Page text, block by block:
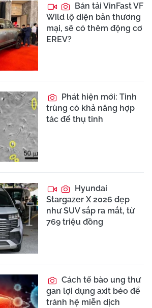
Bán tải VinFast VF
Wild lộ diện bản thương
mại, sẽ có thêm động cơ
EREV?
Phát hiện mới: Tinh
trùng có khả năng hợp
tác để thụ tinh
Hyundai
Stargazer X 2026 đẹp
như SUV sắp ra mắt, từ
769 triệu đồng
Cách tế bào ung thư
gan lợi dụng axit béo để
tránh hệ miễn dịch